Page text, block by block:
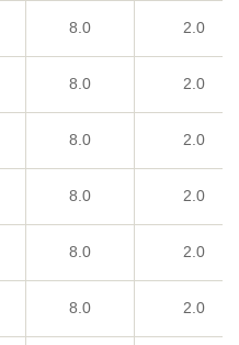
8.0 2.0
8.0 2.0
8.0 2.0
8.0 2.0
8.0 2.0
8.0 2.0